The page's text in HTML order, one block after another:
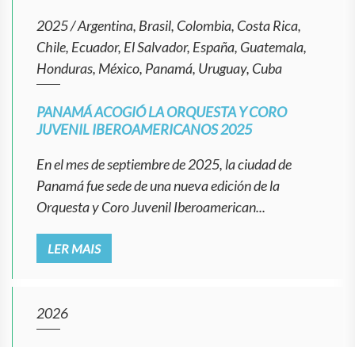
2025/Argentina, Brasil, Colombia, Costa Rica,
Chile, Ecuador, El Salvador, España, Guatemala,
Honduras, México, Panamá, Uruguay, Cuba
PANAMÁ ACOGIÓ LA ORQUESTA Y CORO
JUVENIL IBEROAMERICANOS 2025
En el mes de septiembre de 2025, la ciudad de
Panamá fue sede de una nueva edición de la
Orquesta y Coro Juvenil Iberoamerican...
LER MAIS
2026